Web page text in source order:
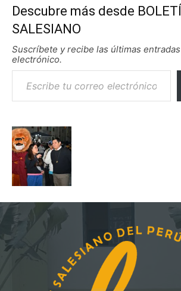
Descubre más desde
SALESIANO
Suscríbete y recibe las últimas
electrónico.
Escribe tu correo electrónico…